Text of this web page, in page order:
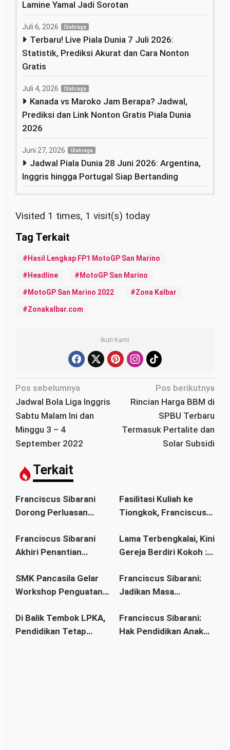
Lamine Yamal Jadi Sorotan
Juli 6, 2026 Olahraga
Terbaru! Live Piala Dunia 7 Juli 2026:
Statistik, Prediksi Akurat dan Cara Nonton
Gratis
Juli 4, 2026 Olahraga
Kanada vs Maroko Jam Berapa? Jadwal,
Prediksi dan Link Nonton Gratis Piala Dunia
2026
Juni 27, 2026 Olahraga
Jadwal Piala Dunia 28 Juni 2026: Argentina,
Inggris hingga Portugal Siap Bertanding
Visited 1 times, 1 visit(s) today
Hasil Lengkap FP1 MotoGP San Marino
Headline MotoGP San Marino
MotoGP San Marino 2022 Zona Kalbar
Zonakalbar.com
Ikuti Kami
N
a
v
i
g
s
p
o
Pos sebelumnya
Jadwal Bola Liga Inggris
Sabtu Malam Ini dan
Minggu 3 – 4
September 2022
Pos berikutnya
Rincian Harga BBM di
SPBU Terbaru
Termasuk Pertalite dan
Solar Subsidi
Terkait
Franciscus Sibarani
Dorong Perluasan
sebagai Upaya Cegah
Pernikahan Dini di
Fasilitasi Kuliah ke
Tiongkok, Franciscus
Tua Dukung Pendidikan
Anak
Franciscus Sibarani
Akhiri Penantian
Bawat Keuskupan
Agung Pontianak,
Berdiri
Lama Terbengkalai, Kini
Gereja Berdiri Kokoh :
Wujudkan Politik
Bonum Commune di
Pahonk LANDAK
SMK Pancasila Gelar
Workshop Penguatan
Standar Nasional
Pendidikan
Franciscus Sibarani:
Jadikan Masa
Titik Balik Menata
Masa Depan
Di Balik Tembok LPKA,
Pendidikan Tetap
Franciscus Sibarani:
Hak Pendidikan Anak